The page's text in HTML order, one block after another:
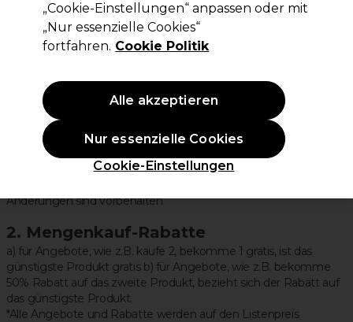
1. Angebot für Neukunden
Dieses Angebot ist nur für Neukunden mit dem Code "PRO10"
des Einkaufs in voller Höhe bezahlt wird. Falls nichts anderes
angegeben, ist der Code nicht mit anderen Rabatt- oder
Gutscheincodes kombinierbar. Vom Angebot ausgeschlossen
sind folgende Produkte oder Marken: Redken, Olaplex,
Equipment Direct, Londa, Go! und L'Oréal Steampod, Goddess
Maintenance Company, sowie Black Friday-Angebote, Artikel im
Änderungen sind vorbehalten
2. Mengenkauf-Rabatte
a) für Angebote, wie z.B. kaufe 2, bekomme 1 gratis, ist das
günstigste Produkt gratis b) für Angebote, wie z.B. bekomme
50% Rabatt auf das zweite Produkt, bezieht sich der Rabatt auf
das günstigste Produkt.
*Alle Angebote und Rabatte werden auf den Listenpreis
„Cookie-Einstellungen“ anpassen oder mit
„Nur essenzielle Cookies“
fortfahren. Cookie Politik
Cookie-Einstellungen
Nur essenzielle Cookies
Alle akzeptieren